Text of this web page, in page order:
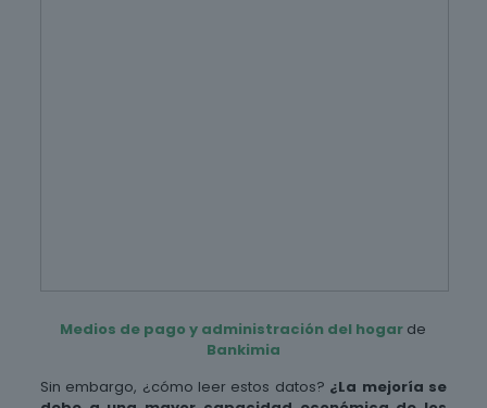
Medios de pago y administración del hogar de
Bankimia
Sin embargo, ¿cómo leer estos datos? ¿La mejoría se